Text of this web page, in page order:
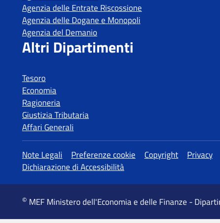
Tesoro
Economia
Ragioneria
Giustizia Tributaria
Affari Generali
MEF Ministero dell'Economia e delle Finanze -